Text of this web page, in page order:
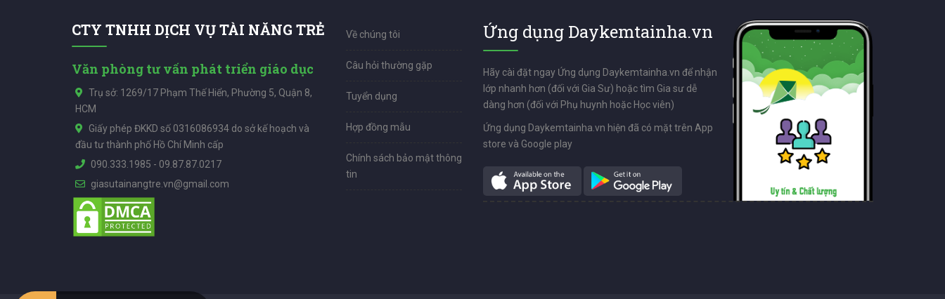
CTY TNHH DỊCH VỤ TÀI NĂNG TRẺ
Văn phòng tư vấn phát triển giáo dục
Trụ sở: 1269/17 Phạm Thế Hiển, Phường 5, Quận 8,
HCM
Giấy phép ĐKKD số 0316086934 do sở kế hoạch và
đầu tư thành phố Hồ Chí Minh cấp
090.333.1985 - 09.87.87.0217
giasutainangtre.vn@gmail.com
Về chúng tôi
Câu hỏi thường gặp
Tuyển dụng
Hợp đồng mẫu
Chính sách bảo mật thông
tin
Ứng dụng Daykemtainha.vn
Hãy cài đặt ngay Ứng dụng Daykemtainha.vn để nhận
lớp nhanh hơn (đối với Gia Sư) hoặc tìm Gia sư dễ
dàng hơn (đối với Phụ huynh hoặc Học viên)
Ứng dụng Daykemtainha.vn hiện đã có mặt trên App
store và Google play